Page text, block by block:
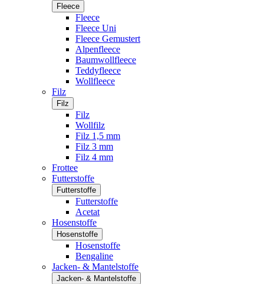
Fleece
Fleece
Fleece Uni
Fleece Gemustert
Alpenfleece
Baumwollfleece
Teddyfleece
Wollfleece
Filz
Filz
Filz
Wollfilz
Filz 1,5 mm
Filz 3 mm
Filz 4 mm
Frottee
Futterstoffe
Futterstoffe
Futterstoffe
Acetat
Hosenstoffe
Hosenstoffe
Hosenstoffe
Bengaline
Jacken- & Mantelstoffe
Jacken- & Mantelstoffe